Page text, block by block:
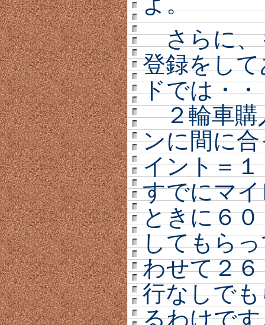
さらに、
登録をし
ドでは・・
２輪車購
ンに間に
イント＝
すでにマ
ときに６
してもら
わせて２
行なしで
るわけで